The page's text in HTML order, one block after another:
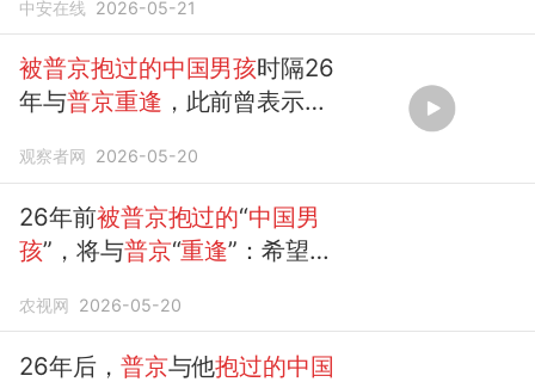
照，二人互赠精美瓷...
中安在线 2026-05-21
被普京抱过的中国男孩时隔26
年与普京重逢 ，此前曾表示想
从男孩 变发福中年人...
观察者网 2026-05-20
26年前被普京抱过的“中国男
孩”，将与普京“重逢”：希望能
男孩，如今已成长为建设国家
的工程师
农视网 2026-05-20
26年后， 普京与他抱过的中国